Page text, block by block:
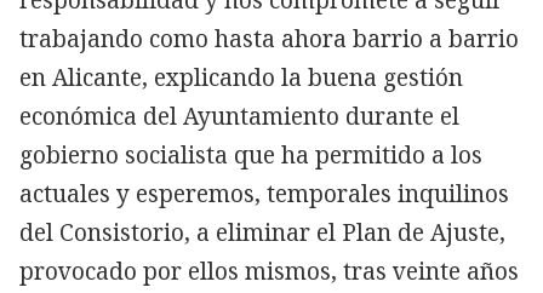
trabajando como hasta ahora barrio a barrio
en Alicante, explicando la buena gestión
económica del Ayuntamiento durante el
gobierno socialista que ha permitido a los
actuales y esperemos, temporales inquilinos
del Consistorio, a eliminar el Plan de Ajuste,
provocado por ellos mismos, tras veinte años